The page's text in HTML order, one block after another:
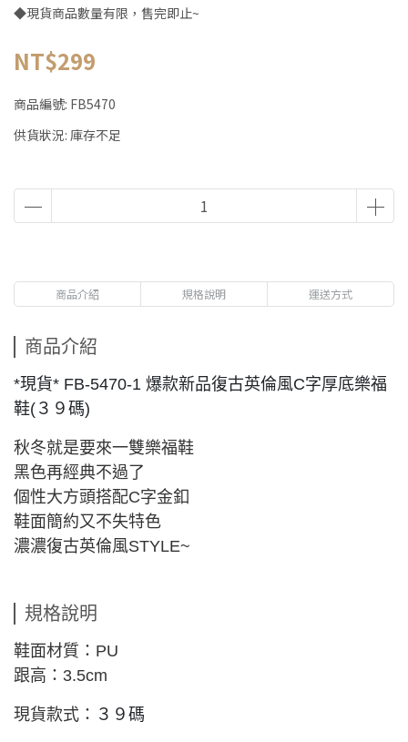
◆現貨商品數量有限，售完即止~
NT$299
商品編號: FB5470
供貨狀況: 庫存不足
商品介紹 規格說明 運送方式
商品介紹
*現貨* FB-5470-1 爆款新品復古英倫風C字厚底樂福
鞋(３９碼)
秋冬就是要來一雙樂福鞋
黑色再經典不過了
個性大方頭搭配C字金釦
鞋面簡約又不失特色
濃濃復古英倫風STYLE~
規格說明
鞋面材質：PU
跟高：3.5cm
現貨款式： ３９碼